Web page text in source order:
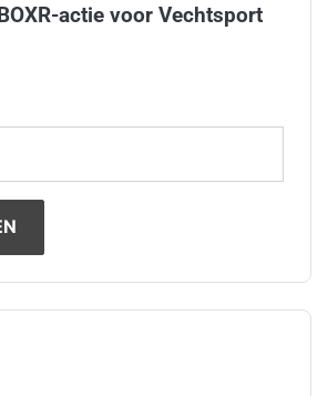
actie voor Vechtsport